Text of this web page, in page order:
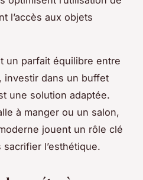
l’accès aux objets
un parfait équilibre entre
investir dans un buffet
une solution adaptée.
à manger ou un salon,
jouent un rôle clé
sacrifier l’esthétique.